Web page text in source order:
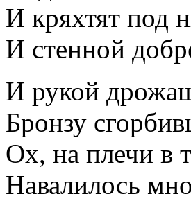
И кряхтят под
И стенной
И рукой
Бронзу
Ох, на плечи в
Навалилось